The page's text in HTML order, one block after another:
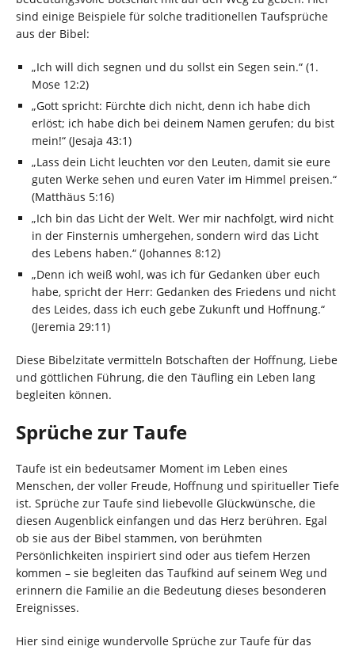
sind einige Beispiele für solche traditionellen Taufsprüche
aus der Bibel:
„Ich will dich segnen und du sollst ein Segen sein.“ (1.
Mose 12:2)
„Gott spricht: Fürchte dich nicht, denn ich habe dich
erlöst; ich habe dich bei deinem Namen gerufen; du bist
mein!“ (Jesaja 43:1)
„Lass dein Licht leuchten vor den Leuten, damit sie eure
guten Werke sehen und euren Vater im Himmel preisen.“
(Matthäus 5:16)
„Ich bin das Licht der Welt. Wer mir nachfolgt, wird nicht
in der Finsternis umhergehen, sondern wird das Licht
des Lebens haben.“ (Johannes 8:12)
„Denn ich weiß wohl, was ich für Gedanken über euch
habe, spricht der Herr: Gedanken des Friedens und nicht
des Leides, dass ich euch gebe Zukunft und Hoffnung.“
(Jeremia 29:11)
Diese Bibelzitate vermitteln Botschaften der Hoffnung, Liebe
und göttlichen Führung, die den Täufling ein Leben lang
begleiten können.
Sprüche zur Taufe
Taufe ist ein bedeutsamer Moment im Leben eines
Menschen, der voller Freude, Hoffnung und spiritueller Tiefe
ist. Sprüche zur Taufe sind liebevolle Glückwünsche, die
diesen Augenblick einfangen und das Herz berühren. Egal
ob sie aus der Bibel stammen, von berühmten
Persönlichkeiten inspiriert sind oder aus tiefem Herzen
kommen – sie begleiten das Taufkind auf seinem Weg und
erinnern die Familie an die Bedeutung dieses besonderen
Ereignisses.
Hier sind einige wundervolle Sprüche zur Taufe für das